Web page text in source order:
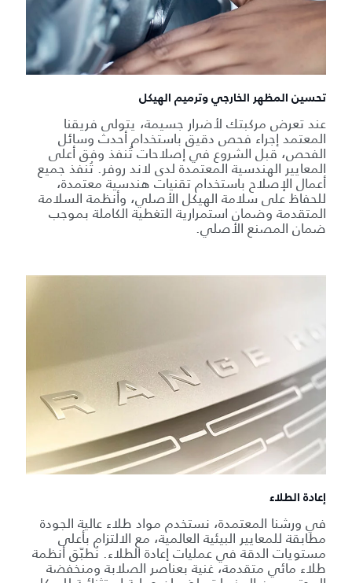
تحسين المظهر الخارجي وترميم الهيكل
عند تعرض مركبتك لأضرار جسيمة، يتولى فريقنا
المعتمد إجراء فحص دقيق باستخدام أحدث وسائل
الفحص، قبل الشروع في إصلاحات تُنفذ وفق أعلى
المعايير الهندسية المعتمدة لدى لاند روفر. تُنفذ جميع
أعمال الإصلاح باستخدام تقنيات هندسية معتمدة،
للحفاظ على سلامة الهيكل الأصلي، وأنظمة السلامة
المتقدمة وضمان استمرارية التغطية الكاملة بموجب
ضمان المصنع الأصلي.
إعادة الطلاء
في ورشنا المعتمدة، نستخدم مواد طلاء عالية الجودة
مطابقة للمعايير البيئية العالمية، مع الالتزام بأعلى
مستويات الدقة في عمليات إعادة الطلاء. نُطبّق أنظمة
طلاء مائي متقدمة، غنية بعناصر الصلابة ومنخفضة